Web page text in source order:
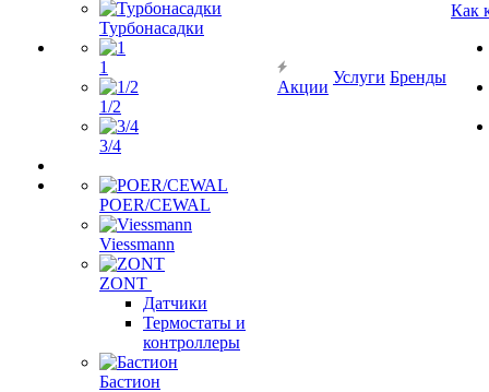
Турбонасадки
1
1/2
3/4
POER/CEWAL
Viessmann
ZONT
Датчики
Термостаты и
контроллеры
Бастион
Акции
Услуги Бренды
Как